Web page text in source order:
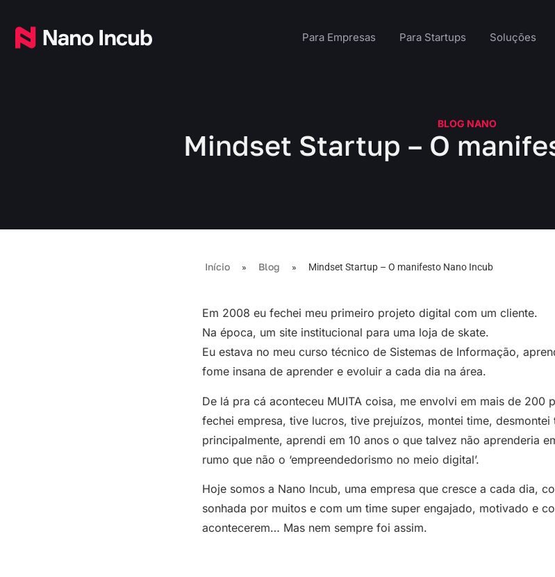
Para Empresas Para Startups Soluções
BLOG NANO
Mindset Startup – O
Início » Blog » Mindset Startup – O manifesto Nano Incub
Em 2008 eu fechei meu primeiro projeto digital com um cliente.
Na época, um site institucional para uma loja de skate.
Eu estava no meu curso técnico de Sistemas de Informação,
fome insana de aprender e evoluir a cada dia na área.
De lá pra cá aconteceu MUITA coisa, me envolvi em mais de 200
fechei empresa, tive lucros, tive prejuízos, montei time, desmontei
principalmente, aprendi em 10 anos o que talvez não aprenderia
rumo que não o ‘empreendedorismo no meio digital’.
Hoje somos a Nano Incub, uma empresa que cresce a cada dia,
sonhada por muitos e com um time super engajado, motivado e
acontecerem… Mas nem sempre foi assim.